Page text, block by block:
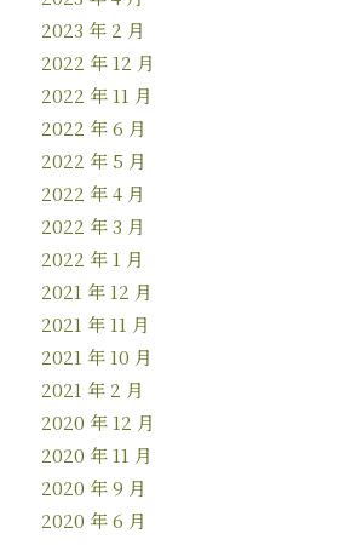
2023 年 2 月
2022 年 12 月
2022 年 11 月
2022 年 6 月
2022 年 5 月
2022 年 4 月
2022 年 3 月
2022 年 1 月
2021 年 12 月
2021 年 11 月
2021 年 10 月
2021 年 2 月
2020 年 12 月
2020 年 11 月
2020 年 9 月
2020 年 6 月